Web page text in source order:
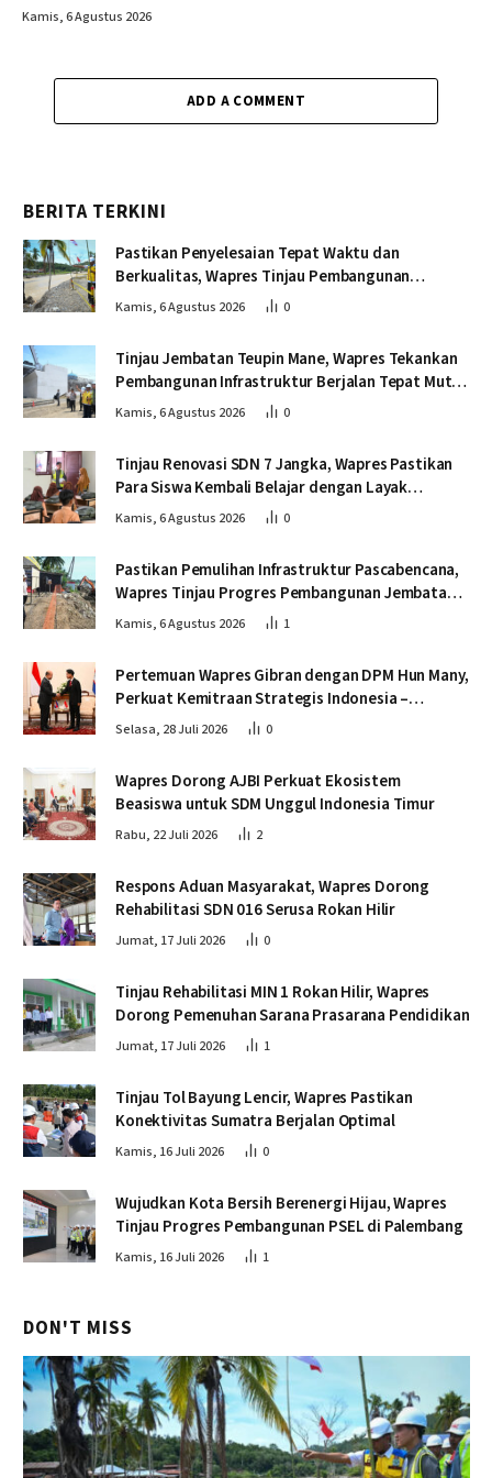
Kamis, 6 Agustus 2026
ADD A COMMENT
BERITA TERKINI
Pastikan Penyelesaian Tepat Waktu dan
Berkualitas, Wapres Tinjau Pembangunan
Jembatan Lumut
Kamis, 6 Agustus 2026 0
Tinjau Jembatan Teupin Mane, Wapres Tekankan
Pembangunan Infrastruktur Berjalan Tepat Mutu
dan Tepat Waktu
Kamis, 6 Agustus 2026 0
Tinjau Renovasi SDN 7 Jangka, Wapres Pastikan
Para Siswa Kembali Belajar dengan Layak
Pascabencana
Kamis, 6 Agustus 2026 0
Pastikan Pemulihan Infrastruktur Pascabencana,
Wapres Tinjau Progres Pembangunan Jembatan
Krueng Tingkeum Bireuen
Kamis, 6 Agustus 2026 1
Pertemuan Wapres Gibran dengan DPM Hun Many,
Perkuat Kemitraan Strategis Indonesia –
Kamboja
Selasa, 28 Juli 2026 0
Wapres Dorong AJBI Perkuat Ekosistem
Beasiswa untuk SDM Unggul Indonesia Timur
Rabu, 22 Juli 2026 2
Respons Aduan Masyarakat, Wapres Dorong
Rehabilitasi SDN 016 Serusa Rokan Hilir
Jumat, 17 Juli 2026 0
Tinjau Rehabilitasi MIN 1 Rokan Hilir, Wapres
Dorong Pemenuhan Sarana Prasarana Pendidikan
Jumat, 17 Juli 2026 1
Tinjau Tol Bayung Lencir, Wapres Pastikan
Konektivitas Sumatra Berjalan Optimal
Kamis, 16 Juli 2026 0
Wujudkan Kota Bersih Berenergi Hijau, Wapres
Tinjau Progres Pembangunan PSEL di Palembang
Kamis, 16 Juli 2026 1
DON'T MISS